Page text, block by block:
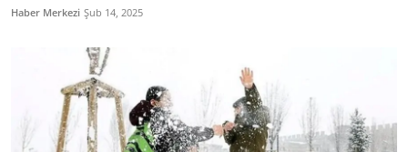
Haber Merkezi Şub 14, 2025